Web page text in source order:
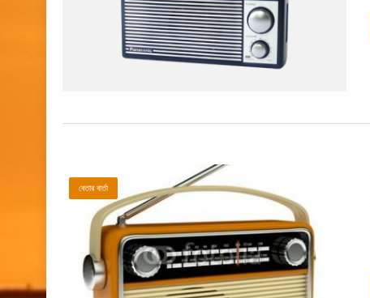
বেতার বার্তা